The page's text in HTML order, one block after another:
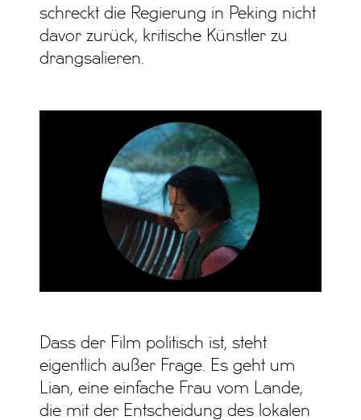
schreckt die Regierung in Peking nicht
davor zurück, kritische Künstler zu
drangsalieren.
Dass der Film politisch ist, steht
eigentlich außer Frage. Es geht um
Lian, eine einfache Frau vom Lande,
die mit der Entscheidung des lokalen